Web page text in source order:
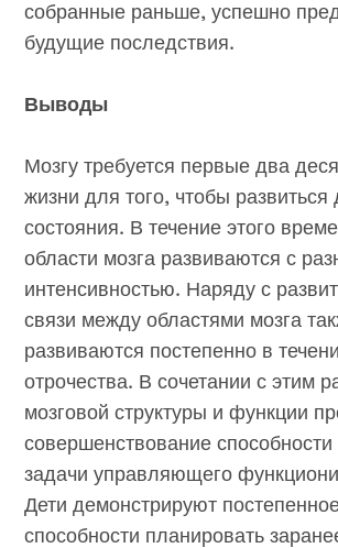
собранные раньше, успешно
будущие последствия.
Выводы
Мозгу требуется первые два
жизни для того, чтобы развиться
состояния. В течение этого
области мозга развиваются с
интенсивностью. Наряду с
связи между областями мозга
развиваются постепенно в
отрочества. В сочетании с этим
мозговой структуры и функции
совершенствование
задачи управляющего
Дети демонстрируют
способности планировать